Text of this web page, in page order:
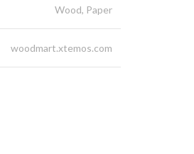
Wood, Paper
woodmart.xtemos.com